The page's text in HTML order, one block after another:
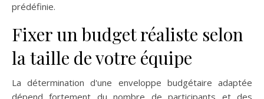
prédéfinie.
Fixer un budget réaliste selon
la taille de votre équipe
La détermination d'une enveloppe budgétaire adaptée